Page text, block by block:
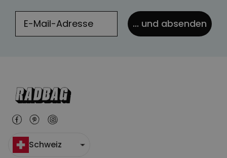
... und absenden
Schweiz